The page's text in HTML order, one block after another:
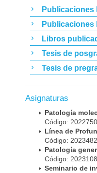
Publicaciones
Publicaciones
Libros
Tesis de
Tesis de
Asignaturas
Patología
Código:
Línea de
Código:
Patología
Código:
Seminario de